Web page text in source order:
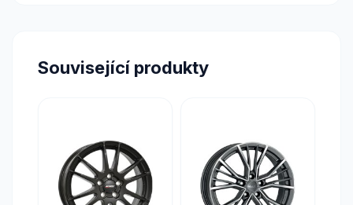
Související produkty